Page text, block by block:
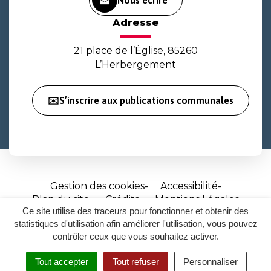
Ce site utilise des traceurs pour fonctionner et obtenir des
statistiques d'utilisation afin améliorer l'utilisation, vous pouvez
contrôler ceux que vous souhaitez activer.
Tout accepter Tout refuser Personnaliser
Adresse
21 place de l’Église, 85260
L’Herbergement
✉️S’inscrire aux publications communales
Gestion des cookies
Accessibilité
Plan du site
Crédits
Mentions Légales
Site
réalisé
par
Inovagora